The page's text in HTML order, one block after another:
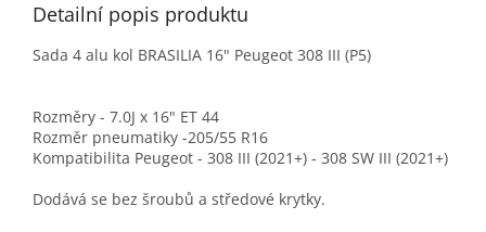
Detailní popis produktu
Sada 4 alu kol BRASILIA 16" Peugeot 308 III (P5)
Rozměry - 7.0J x 16" ET 44
Rozměr pneumatiky -205/55 R16
Kompatibilita Peugeot - 308 III (2021+) - 308 SW III (2021+)
Dodává se bez šroubů a středové krytky.